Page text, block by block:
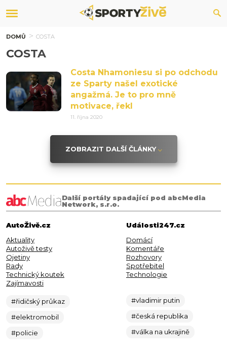
DOMŮ COSTA
COSTA
Costa Nhamoniesu si po odchodu
ze Sparty našel exotické
angažmá. Je to pro mně
motivace, řekl
11. října 2020
ZOBRAZIT DALŠÍ ČLÁNKY
Další portály spadající pod abcMedia
Network, s.r.o.
AutoŽivě.cz
Aktuality
Autoživě testy
Ojetiny
Rady
Technický koutek
Zajímavosti
#řidičský průkaz
#elektromobil
#policie
Události247.cz
Domácí
Komentáře
Rozhovory
Spotřebitel
Technologie
#vladimir putin
#česká republika
#válka na ukrajině